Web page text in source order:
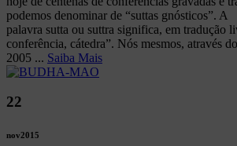
podemos denominar de “suttas gnósticos”. A
palavra sutta ou suttra significa, em tradução
conferência, cátedra”. Nós mesmos, através
2005 ... Saiba Mais
22
nov2015